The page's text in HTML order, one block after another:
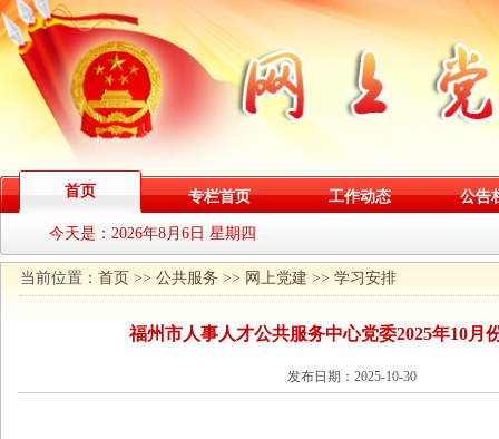
首页 专栏首页 工作动态 公告
今天是： 2026年8月6日 星期四
当前位置： 首页 >> 公共服务 >> 网上党建 >> 学习安排
福州市人事人才公共服务中心党委2025年10月
发布日期：2025-10-30